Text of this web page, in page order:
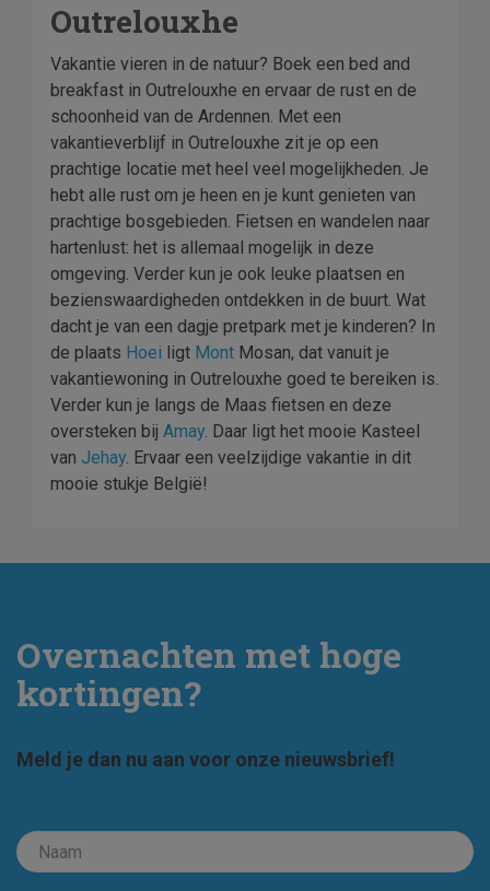
Outrelouxhe
Vakantie vieren in de natuur? Boek een bed and
breakfast in Outrelouxhe en ervaar de rust en de
schoonheid van de Ardennen. Met een
vakantieverblijf in Outrelouxhe zit je op een
prachtige locatie met heel veel mogelijkheden. Je
hebt alle rust om je heen en je kunt genieten van
prachtige bosgebieden. Fietsen en wandelen naar
hartenlust: het is allemaal mogelijk in deze
omgeving. Verder kun je ook leuke plaatsen en
bezienswaardigheden ontdekken in de buurt. Wat
dacht je van een dagje pretpark met je kinderen? In
de plaats Hoei ligt Mont Mosan, dat vanuit je
vakantiewoning in Outrelouxhe goed te bereiken is.
Verder kun je langs de Maas fietsen en deze
oversteken bij Amay. Daar ligt het mooie Kasteel
van Jehay. Ervaar een veelzijdige vakantie in dit
mooie stukje België!
Overnachten met hoge
kortingen?
Meld je dan nu aan voor onze nieuwsbrief!